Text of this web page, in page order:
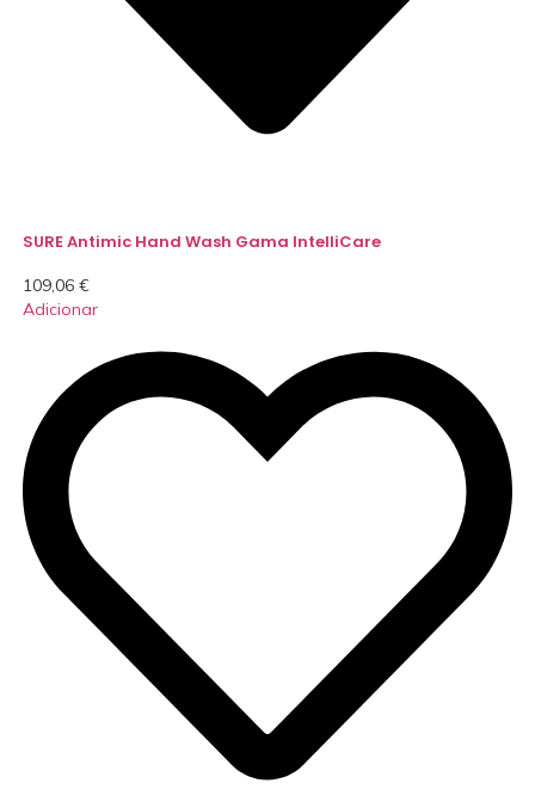
SURE Antimic Hand Wash Gama IntelliCare
109,06 €
Adicionar